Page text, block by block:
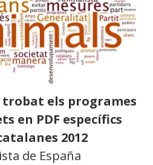
els programes
en PDF específics
2012
de España